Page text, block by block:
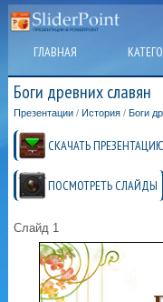
ГЛАВНАЯ
Боги древних славян
Презентации / История / Боги
СКАЧАТЬ
ПОСМОТРЕТЬ СЛАЙДЫ
Слайд 1